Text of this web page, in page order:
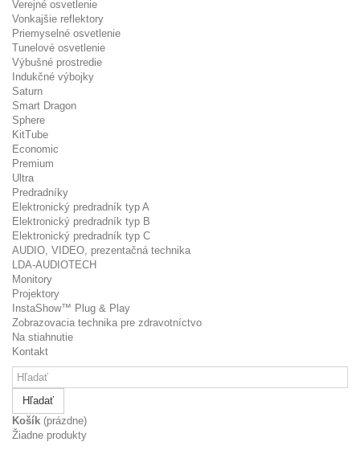
Verejné osvetlenie
Vonkajšie reflektory
Priemyselné osvetlenie
Tunelové osvetlenie
Výbušné prostredie
Indukčné výbojky
Saturn
Smart Dragon
Sphere
KitTube
Economic
Premium
Ultra
Predradníky
Elektronický predradník typ A
Elektronický predradník typ B
Elektronický predradník typ C
AUDIO, VIDEO, prezentačná technika
LDA-AUDIOTECH
Monitory
Projektory
InstaShow™ Plug & Play
Zobrazovacia technika pre zdravotníctvo
Na stiahnutie
Kontakt
Hľadať
Košík (prázdne)
Žiadne produkty